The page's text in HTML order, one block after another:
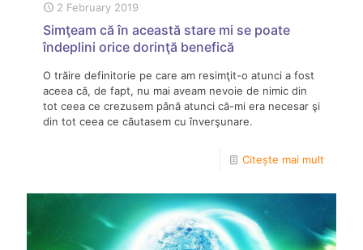
2 February 2019
Simţeam că în această stare mi se poate
îndeplini orice dorinţă benefică
O trăire definitorie pe care am resimţit-o atunci a fost
aceea că, de fapt, nu mai aveam nevoie de nimic din
tot ceea ce crezusem până atunci că-mi era necesar şi
din tot ceea ce căutasem cu înverşunare.
Citește mai mult